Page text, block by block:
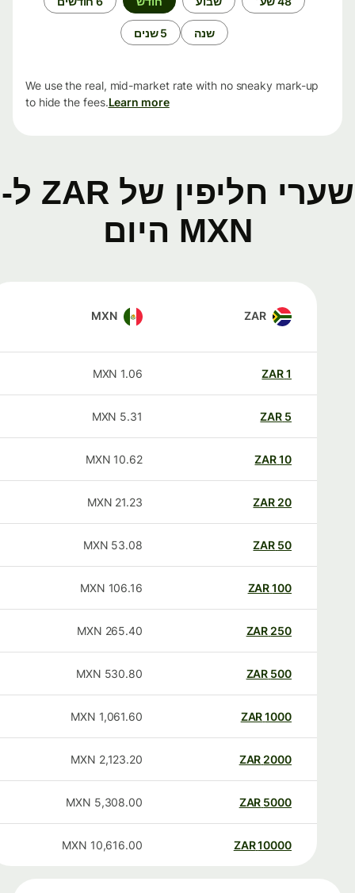
שנה 5 שנים
We use the real, mid-market rate with no sneaky mark-up
to hide the fees.Learn more
שערי חליפין של ZAR ל-
MXN היום
ZAR
MXN
ZAR
1.06
MXN
ZAR
5.31
MXN
ZAR
10.62
MXN
20
ZAR
21.23
MXN
50
ZAR
53.08
MXN
100
ZAR
106.16
MXN
250
ZAR
265.40
MXN
500
ZAR
530.80
MXN
1000
ZAR
1,061.60
MXN
2000
ZAR
2,123.20
MXN
5000
ZAR
5,308.00
MXN
10000
ZAR
10,616.00
MXN